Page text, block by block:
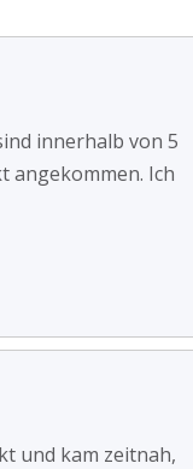
innerhalb von 5
angekommen. Ich
und kam zeitnah,